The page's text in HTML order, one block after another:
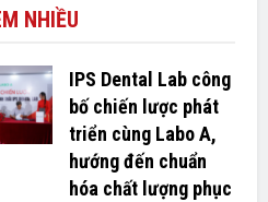
NHIỀU
IPS Dental Lab công
bố chiến lược phát
triển cùng Labo A,
hướng đến chuẩn
hóa chất lượng phục